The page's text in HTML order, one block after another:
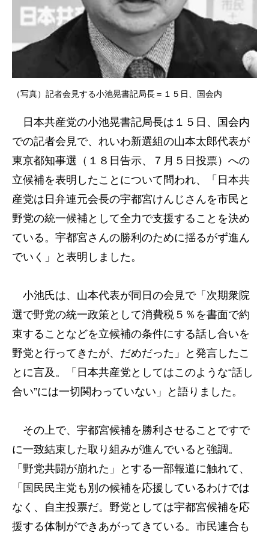
（写真）記者会見する小池晃書記局長＝１５日、国会内
日本共産党の小池晃書記局長は１５日、国会内
での記者会見で、れいわ新選組の山本太郎代表が
東京都知事選（１８日告示、７月５日投票）への
立候補を表明したことについて問われ、「日本共
産党は日弁連元会長の宇都宮けんじさんを市民と
野党の統一候補として全力で支援することを決め
ている。宇都宮さんの勝利のために揺るがず進ん
でいく」と表明しました。
小池氏は、山本代表が同日の会見で「次期衆院
選で野党の統一政策として消費税５％を書面で約
束することなどを立候補の条件にする話し合いを
野党と行ってきたが、だめだった」と発言したこ
とに言及。「日本共産党としてはこのような“話し
合い”には一切関わっていない」と語りました。
その上で、宇都宮候補を勝利させることですで
に一致結束した取り組みが進んでいると強調。
「野党共闘が崩れた」とする一部報道に触れて、
「国民民主党も別の候補を応援しているわけでは
なく、自主投票だ。野党としては宇都宮候補を応
援する体制ができあがってきている。市民連合も